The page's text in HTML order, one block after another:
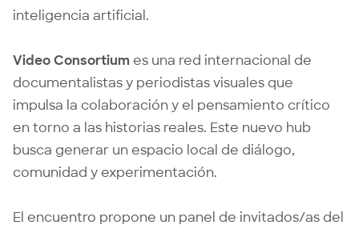
inteligencia artificial.
Video Consortium es una red internacional de
documentalistas y periodistas visuales que
impulsa la colaboración y el pensamiento crítico
en torno a las historias reales. Este nuevo hub
busca generar un espacio local de diálogo,
comunidad y experimentación.
El encuentro propone un panel de invitados/as del